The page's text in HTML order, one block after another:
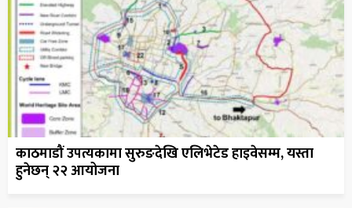
काठमाडौं उपत्यकामा सुरुङदेखि एलिभेटेड हाइवेसम्म, यस्ता
हुनेछन् २२ आयोजना